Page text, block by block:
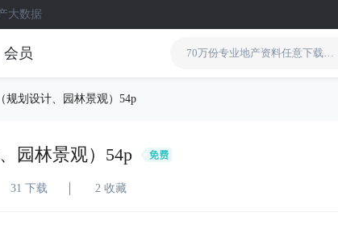
大数据
会员
规划设计、园林景观）54p
园林景观）54p
31 下载 2 收藏